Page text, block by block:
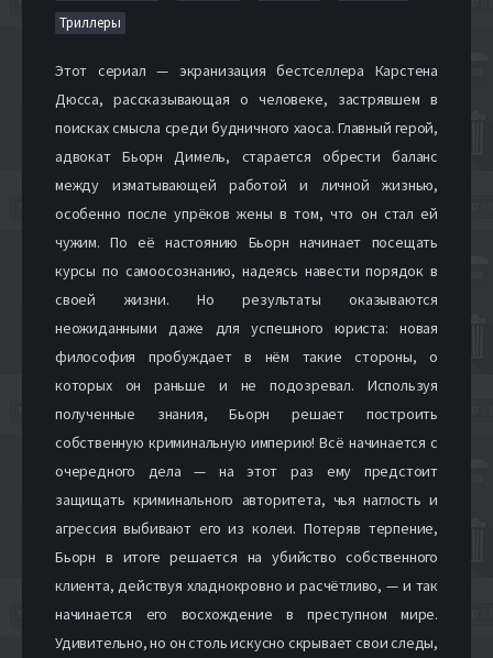
Триллеры
Этот сериал — экранизация бестселлера Карстена
Дюсса, рассказывающая о человеке, застрявшем в
поисках смысла среди будничного хаоса. Главный герой,
адвокат Бьорн Димель, старается обрести баланс
между изматывающей работой и личной жизнью,
особенно после упрёков жены в том, что он стал ей
чужим. По её настоянию Бьорн начинает посещать
курсы по самоосознанию, надеясь навести порядок в
своей жизни. Но результаты оказываются
неожиданными даже для успешного юриста: новая
философия пробуждает в нём такие стороны, о
которых он раньше и не подозревал. Используя
полученные знания, Бьорн решает построить
собственную криминальную империю! Всё начинается с
очередного дела — на этот раз ему предстоит
защищать криминального авторитета, чья наглость и
агрессия выбивают его из колеи. Потеряв терпение,
Бьорн в итоге решается на убийство собственного
клиента, действуя хладнокровно и расчётливо, — и так
начинается его восхождение в преступном мире.
Удивительно, но он столь искусно скрывает свои следы,